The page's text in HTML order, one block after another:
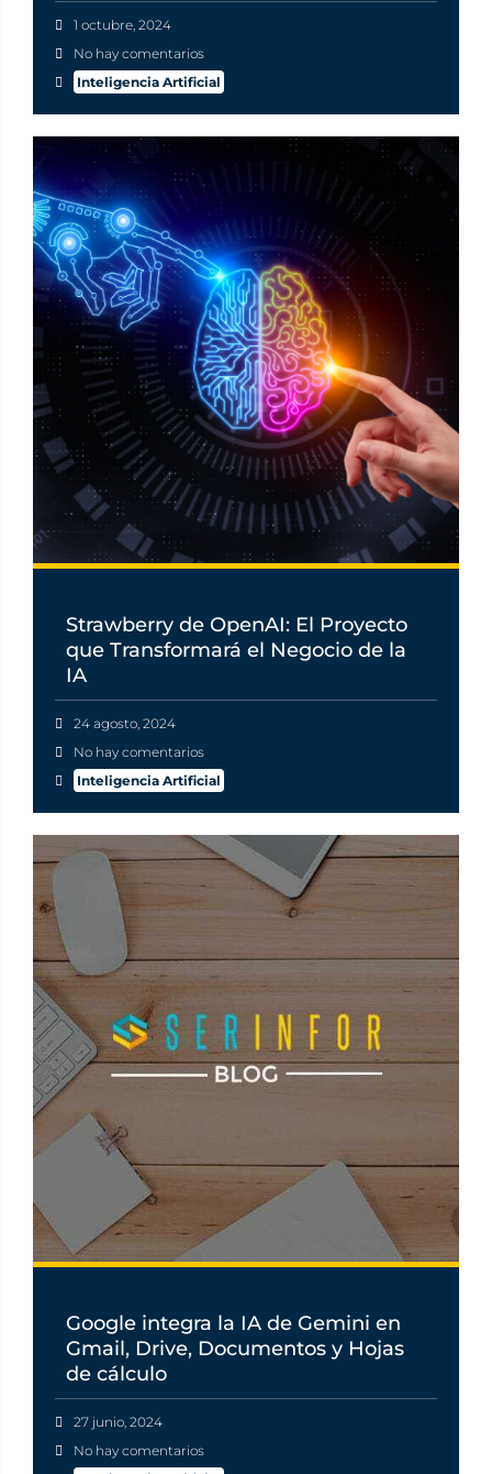
1 octubre, 2024
No hay comentarios
Inteligencia Artificial
Strawberry de OpenAI: El Proyecto
que Transformará el Negocio de la
IA
24 agosto, 2024
No hay comentarios
Inteligencia Artificial
Google integra la IA de Gemini en
Gmail, Drive, Documentos y Hojas
de cálculo
27 junio, 2024
No hay comentarios